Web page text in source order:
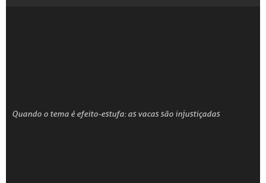
Quando o tema é efeito-estufa: as vacas são injustiçadas